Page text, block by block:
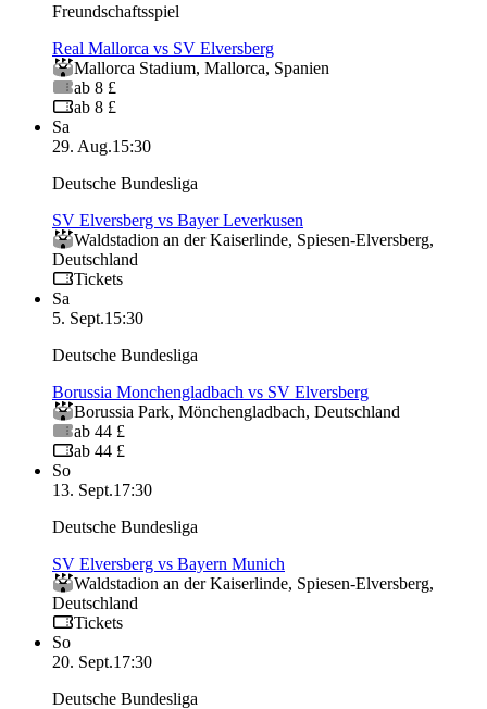
Freundschaftsspiel
Real Mallorca vs SV Elversberg
Mallorca Stadium, Mallorca, Spanien
ab 8 £
ab 8 £
Sa
29. Aug.15:30
Deutsche Bundesliga
SV Elversberg vs Bayer Leverkusen
Waldstadion an der Kaiserlinde, Spiesen-Elversberg,
Deutschland
Tickets
Sa
5. Sept.15:30
Deutsche Bundesliga
Borussia Monchengladbach vs SV Elversberg
Borussia Park, Mönchengladbach, Deutschland
ab 44 £
ab 44 £
So
13. Sept.17:30
Deutsche Bundesliga
SV Elversberg vs Bayern Munich
Waldstadion an der Kaiserlinde, Spiesen-Elversberg,
Deutschland
Tickets
So
20. Sept.17:30
Deutsche Bundesliga